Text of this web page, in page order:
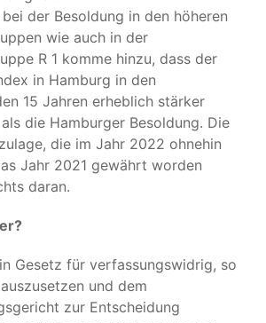
der Besoldung in den höheren
wie auch in der
R 1 komme hinzu, dass der
in Hamburg in den
15 Jahren erheblich stärker
die Hamburger Besoldung. Die
die im Jahr 2022 ohnehin
Jahr 2021 gewährt worden
daran.
Gesetz für verfassungswidrig, so
und dem
zur Entscheidung